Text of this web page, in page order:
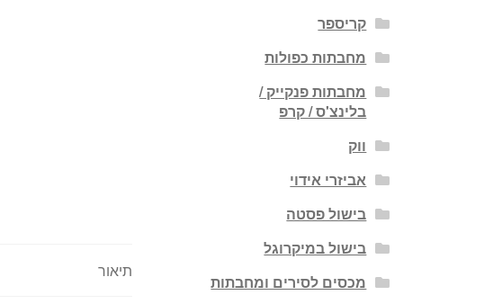
תיאור
קריספר
מחבתות כפולות
מחבתות פנקייק /
בלינצ'ס / קרפ
ווק
אביזרי אידוי
בישול פסטה
בישול במיקרוגל
מכסים לסירים ומחבתות